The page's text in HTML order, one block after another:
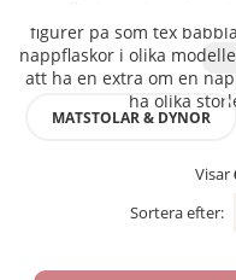
figurer på som tex
nappflaskor i olika
att ha en extra om en
ha olika
MATSTOLAR & DYNOR
Visar
Sortera efter: